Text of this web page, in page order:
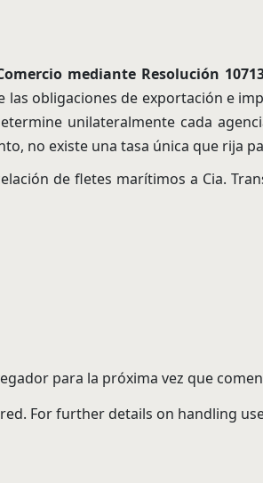
mediante Resolución
obligaciones de exportación e
unilateralmente cada
no existe una tasa única que rija
de fletes marítimos a Cia.
para la próxima vez que
For further details on handling